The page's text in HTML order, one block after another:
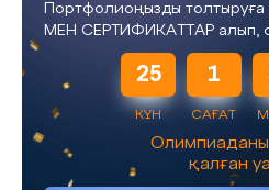
Портфолиоңызды
МЕН СЕРТИФИКАТТАР алып,
25
КҮН
1
САҒАТ
қалған